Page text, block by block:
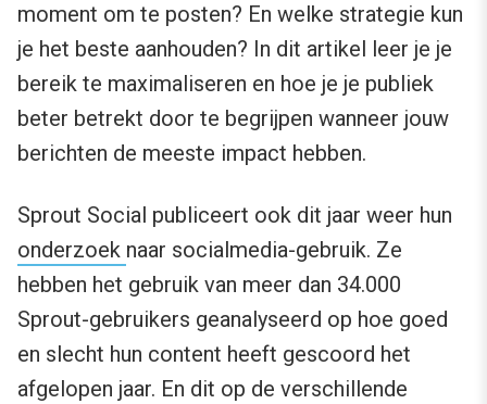
moment om te posten? En welke strategie kun
je het beste aanhouden? In dit artikel leer je je
bereik te maximaliseren en hoe je je publiek
beter betrekt door te begrijpen wanneer jouw
berichten de meeste impact hebben.
Sprout Social publiceert ook dit jaar weer hun
onderzoek naar socialmedia-gebruik. Ze
hebben het gebruik van meer dan 34.000
Sprout-gebruikers geanalyseerd op hoe goed
en slecht hun content heeft gescoord het
afgelopen jaar. En dit op de verschillende